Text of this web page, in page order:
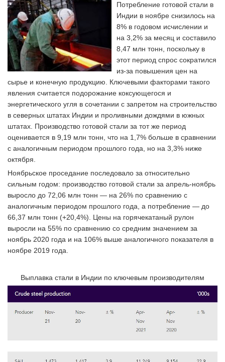
Потребление готовой стали в
Индии в ноябре снизилось на
8% в годовом исчислении и
на 3,2% за месяц и составило
8,47 млн тонн, поскольку в
этот период спрос сократился
из-за повышения цен на
сырье и конечную продукцию. Ключевыми факторами такого
явления считается подорожание коксующегося и
энергетического угля в сочетании с запретом на строительство
в северных штатах Индии и проливными дождями в южных
штатах. Производство готовой стали за тот же период
оценивается в 9,19 млн тонн, что на 1,7% больше в сравнении
с аналогичным периодом прошлого года, но на 3,3% ниже
октября.
Ноябрьское проседание последовало за относительно
сильным годом: производство готовой стали за апрель-ноябрь
выросло до 72,06 млн тонн — на 26% по сравнению с
аналогичным периодом прошлого года, а потребление — до
66,37 млн тонн (+20,4%). Цены на горячекатаный рулон
выросли на 55% по сравнению со средним значением за
ноябрь 2020 года и на 106% выше аналогичного показателя в
ноябре 2019 года.
Выплавка стали в Индии по ключевым производителям